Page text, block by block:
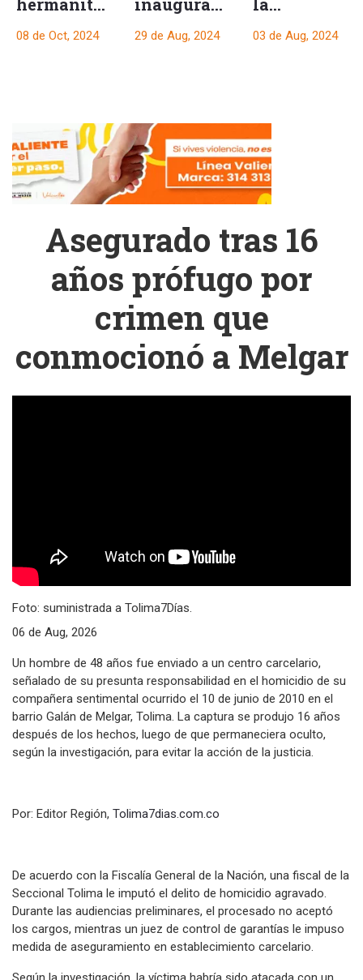
tenían 6 y
sobrinas
de su
esposa
08 de Oct, 2024
sala de
Federico
Lleras
29 de Aug, 2024
del Líbano
un Juez
03 de Aug, 2024
Asegurado tras 16
años prófugo por
crimen que
conmocionó a Melgar
Foto: suministrada a Tolima7Días.
06 de Aug, 2026
Un hombre de 48 años fue enviado a un centro carcelario,
señalado de su presunta responsabilidad en el homicidio de su
compañera sentimental ocurrido el 10 de junio de 2010 en el
barrio Galán de Melgar, Tolima. La captura se produjo 16 años
después de los hechos, luego de que permaneciera oculto,
según la investigación, para evitar la acción de la justicia.
Por: Editor Región, Tolima7dias.com.co
De acuerdo con la Fiscalía General de la Nación, una fiscal de la
Seccional Tolima le imputó el delito de homicidio agravado.
Durante las audiencias preliminares, el procesado no aceptó
los cargos, mientras un juez de control de garantías le impuso
medida de aseguramiento en establecimiento carcelario.